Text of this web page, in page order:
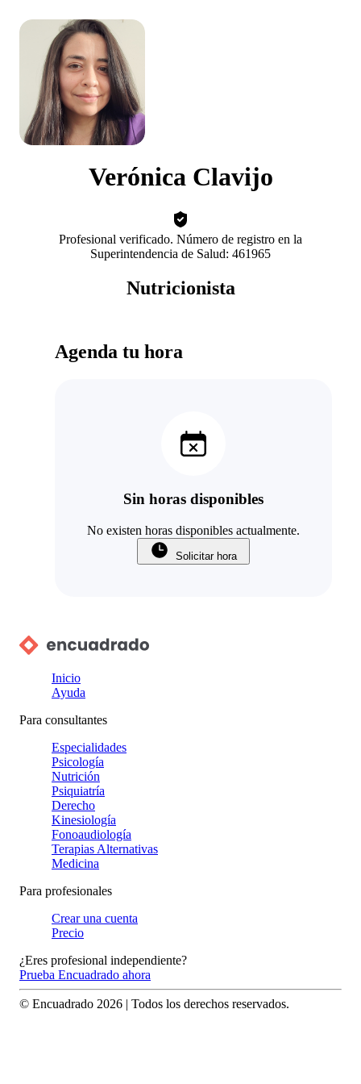
Verónica Clavijo
Profesional verificado. Número de registro en la
Superintendencia de Salud: 461965
Nutricionista
Agenda tu hora
Sin horas disponibles
No existen horas disponibles actualmente.
Solicitar hora
Inicio
Ayuda
Para consultantes
Especialidades
Psicología
Nutrición
Psiquiatría
Derecho
Kinesiología
Fonoaudiología
Terapias Alternativas
Medicina
Para profesionales
Crear una cuenta
Precio
¿Eres profesional independiente?
Prueba Encuadrado ahora
© Encuadrado 2026 | Todos los derechos reservados.